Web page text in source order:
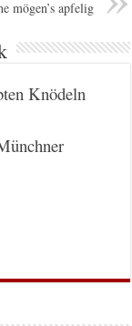
mögen’s apfelig
Knödeln